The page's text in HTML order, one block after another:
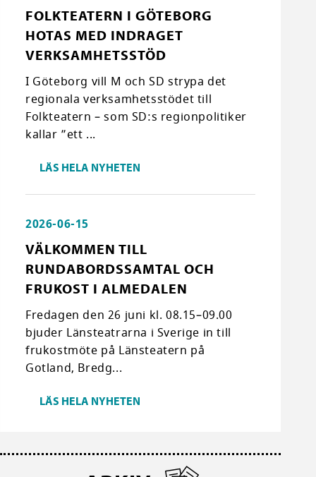
FOLKTEATERN I GÖTEBORG
HOTAS MED INDRAGET
VERKSAMHETSSTÖD
I Göteborg vill M och SD strypa det
regionala verksamhetsstödet till
Folkteatern – som SD:s regionpolitiker
kallar ”ett ...
LÄS HELA NYHETEN
2026-06-15
VÄLKOMMEN TILL
RUNDABORDSSAMTAL OCH
FRUKOST I ALMEDALEN
Fredagen den 26 juni kl. 08.15–09.00
bjuder Länsteatrarna i Sverige in till
frukostmöte på Länsteatern på
Gotland, Bredg...
LÄS HELA NYHETEN